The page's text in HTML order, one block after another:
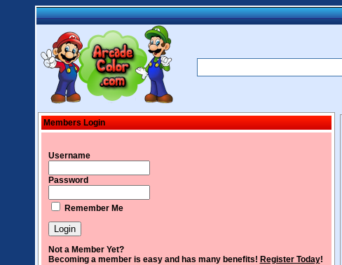
Members Login
Username
Password
Remember Me
Not a Member Yet?
Becoming a member is easy and has many benefits! Register Today!